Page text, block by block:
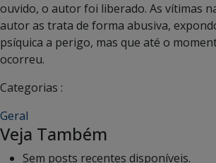
ouvido, o autor foi liberado. As vítimas
autor as trata de forma abusiva,
psíquica a perigo, mas que até o
ocorreu.
Categorias :
Geral
Veja Também
Sem posts recentes disponíveis.